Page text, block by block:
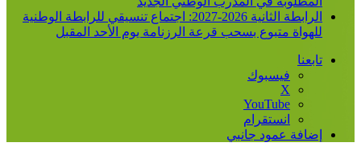
الرابطة الثانية 2026-2027: اجتماع تنسيقي للرابطة الوطنية
للهواة متبوع بسحب قرعة الرزنامة يوم الأحد المقبل
تابعنا
فيسبوك
‫X
‫YouTube
انستقرام
إضافة عمود جانبي